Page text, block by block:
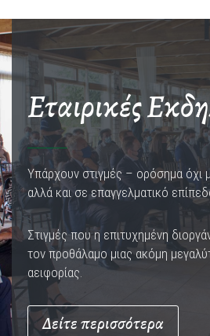
Εταιρικές
Υπάρχουν στιγμές – ορόσημα όχι
αλλά και σε επαγγελματικό
Στιγμές που η επιτυχημένη
τον προθάλαμο μιας ακόμη
αειφορίας.
Δείτε περισσότερα